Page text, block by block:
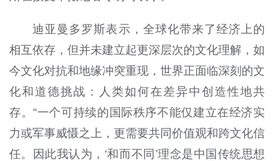
迪亚曼多罗斯表示，全球化带来了经济上的
相互依存，但并未建立起更深层次的文化理解，如
今文化对抗和地缘冲突重现，世界正面临深刻的文
化和道德挑战：人类如何在差异中创造性地共
存。“一个可持续的国际秩序不能仅建立在经济实
力或军事威慑之上，更需要共同价值观和跨文化信
任。因此我认为，‘和而不同’理念是中国传统思想